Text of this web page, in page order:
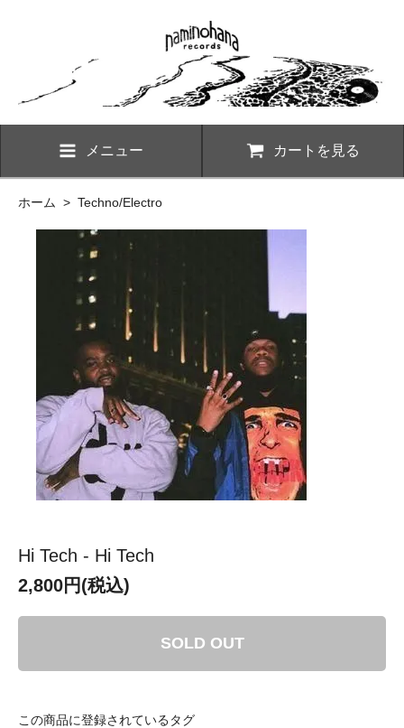
メニュー カートを見る
ホーム > Techno/Electro
Hi Tech - Hi Tech
2,800円(税込)
SOLD OUT
この商品に登録されているタグ